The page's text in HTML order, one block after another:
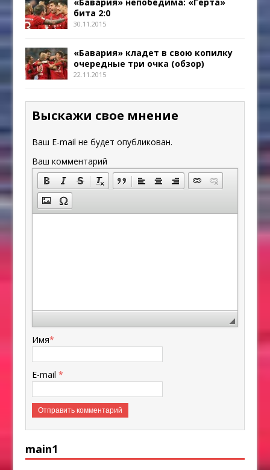
бита 2:0
30.11.2015
«Бавария» кладет в свою копилку
очередные три очка (обзор)
22.11.2015
Выскажи свое мнение
Ваш E-mail не будет опубликован.
Ваш комментарий
Имя*
E-mail*
main1